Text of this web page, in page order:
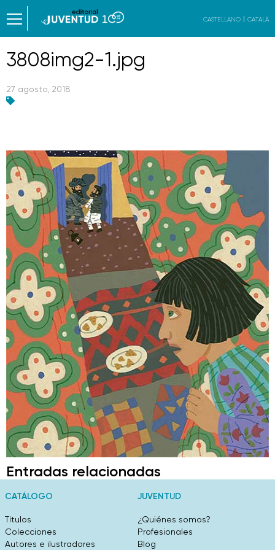
CASTELLANO CATALÀ
3808img2-1.jpg
27 agosto, 2018
Entradas relacionadas
CATÁLOGO
Títulos
Colecciones
Autores e ilustradores
JUVENTUD
¿Quiénes somos?
Profesionales
Blog